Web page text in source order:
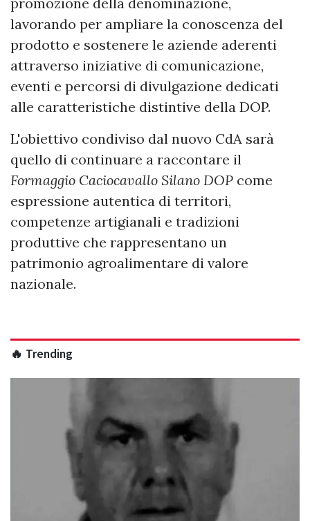
lavorando per ampliare la conoscenza del
prodotto e sostenere le aziende aderenti
attraverso iniziative di comunicazione,
eventi e percorsi di divulgazione dedicati
alle caratteristiche distintive della DOP.
L'obiettivo condiviso dal nuovo CdA sarà
quello di continuare a raccontare il
Formaggio Caciocavallo Silano DOP come
espressione autentica di territori,
competenze artigianali e tradizioni
produttive che rappresentano un
patrimonio agroalimentare di valore
nazionale.
🔥 Trending